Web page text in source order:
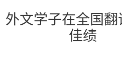
外文学子在全国
佳绩